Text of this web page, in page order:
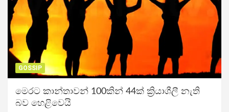
GOSSIP
මෙරට කාන්තාවන් 100කින් 44ක් ක්‍රියාශීලී නැති
බව හෙළිවෙයි